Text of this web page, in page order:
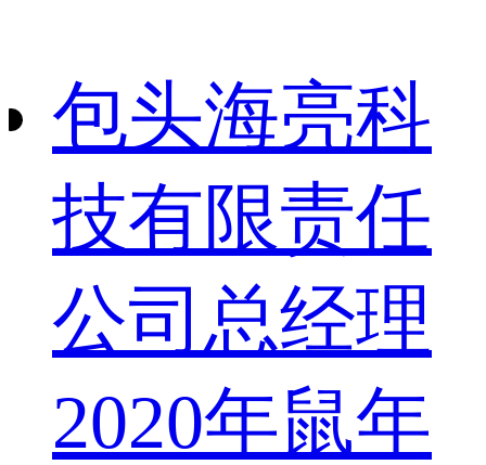
包头海亮科
技有限责任
公司总经理
2020年鼠年